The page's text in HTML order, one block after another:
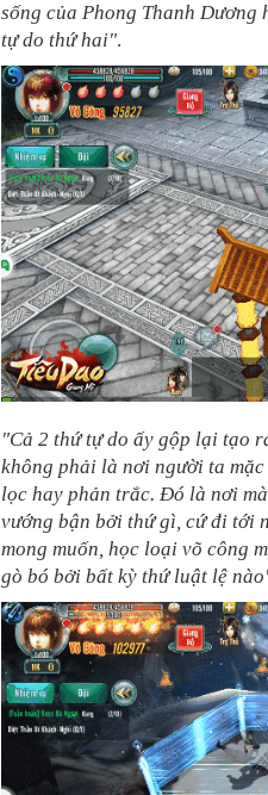
sống của Phong Thanh
tự do thứ hai".
"Cả 2 thứ tự do ấy gộp lại tạo
không phải là nơi người ta
lọc hay phản trắc. Đó là nơi
vướng bận bởi thứ gì, cứ đi tới
mong muốn, học loại võ công
gò bó bởi bất kỳ thứ luật lệ